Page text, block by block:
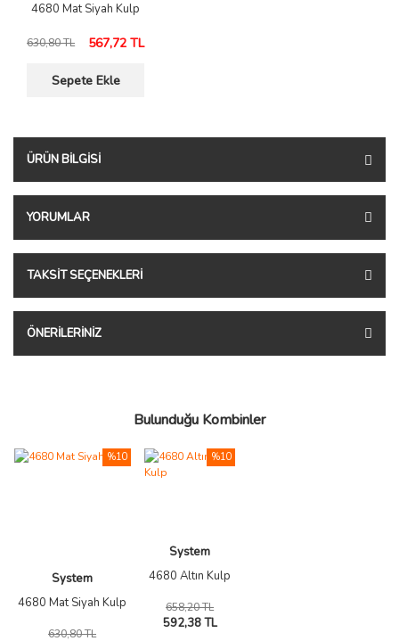
4680 Mat Siyah Kulp
630,80 TL 567,72 TL
Sepete Ekle
ÜRÜN BILGISI
YORUMLAR
TAKSIT SEÇENEKLERI
ÖNERILERINIZ
Bulunduğu Kombinler
System
4680 Mat Siyah Kulp
630,80 TL
%10
System
4680 Altın Kulp
658,20 TL
592,38 TL
%10